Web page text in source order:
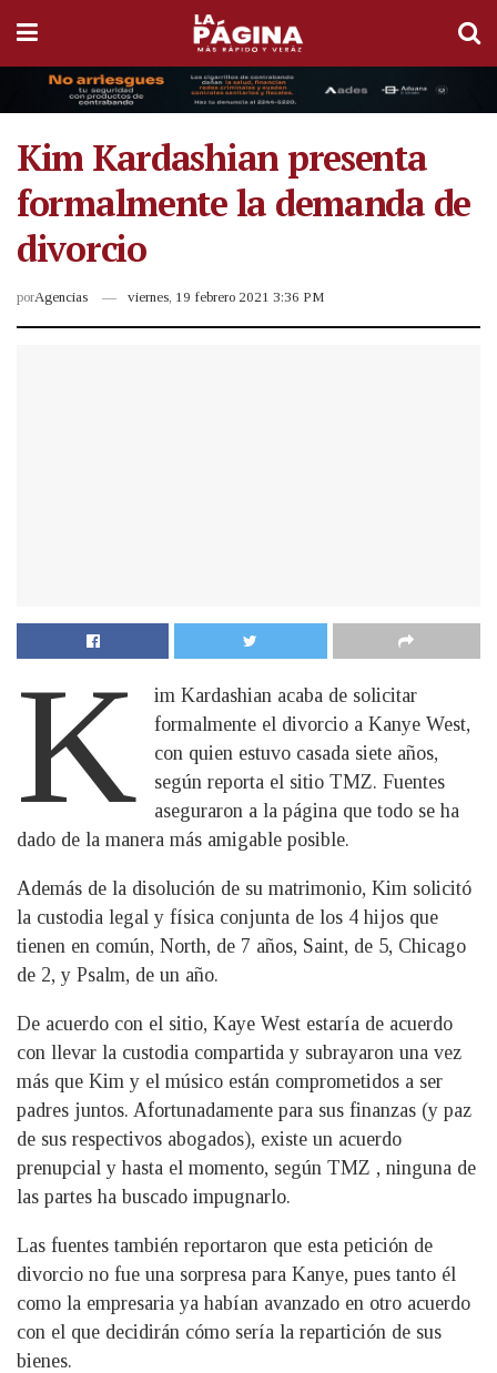
Kim Kardashian presenta
formalmente la demanda de
divorcio
porAgencias viernes, 19 febrero 2021 3:36 PM
K
im Kardashian acaba de solicitar
formalmente el divorcio a Kanye West,
con quien estuvo casada siete años,
según reporta el sitio TMZ. Fuentes
aseguraron a la página que todo se ha
dado de la manera más amigable posible.
Además de la disolución de su matrimonio, Kim solicitó
la custodia legal y física conjunta de los 4 hijos que
tienen en común, North, de 7 años, Saint, de 5, Chicago
de 2, y Psalm, de un año.
De acuerdo con el sitio, Kaye West estaría de acuerdo
con llevar la custodia compartida y subrayaron una vez
más que Kim y el músico están comprometidos a ser
padres juntos. Afortunadamente para sus finanzas (y paz
de sus respectivos abogados), existe un acuerdo
prenupcial y hasta el momento, según TMZ , ninguna de
las partes ha buscado impugnarlo.
Las fuentes también reportaron que esta petición de
divorcio no fue una sorpresa para Kanye, pues tanto él
como la empresaria ya habían avanzado en otro acuerdo
con el que decidirán cómo sería la repartición de sus
bienes.